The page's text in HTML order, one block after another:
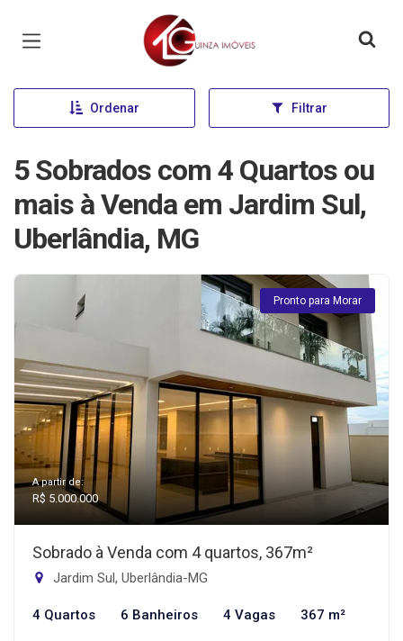
Página inicial
Ordenar Filtrar
5 Sobrados com 4 Quartos ou
mais à Venda em Jardim Sul,
Uberlândia, MG
Pronto para Morar
A partir de:
R$ 5.000.000
Sobrado à Venda com 4 quartos, 367m²
Jardim Sul, Uberlândia-MG
4 Quartos 6 Banheiros 4 Vagas 367 m²